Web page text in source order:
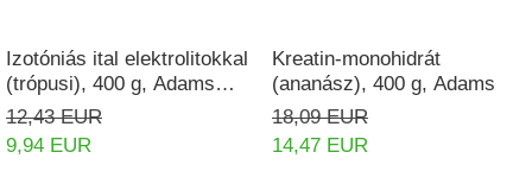
Izotóniás ital elektrolitokkal
(trópusi), 400 g, Adams
Supplements
12,43 EUR
9,94 EUR
Kreatin-monohidrát
(ananász), 400 g, Adams
18,09 EUR
14,47 EUR